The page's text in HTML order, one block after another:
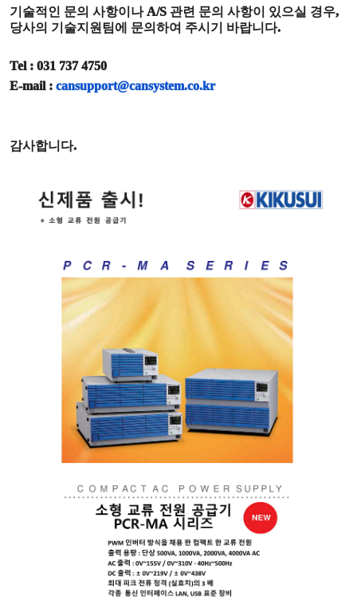
기술적인 문의 사항이나A/S 관련 문의 사항이 있으실 경우,
당사의 기술지원팀에 문의하여 주시기 바랍니다.
Tel : 031 737 4750
E-mail : cansupport@cansystem.co.kr
감사합니다.